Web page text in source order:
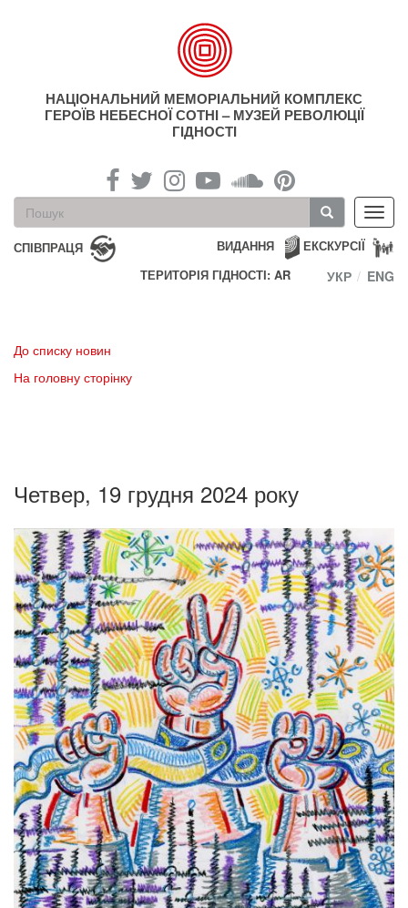
НАЦІОНАЛЬНИЙ МЕМОРІАЛЬНИЙ КОМПЛЕКС
ГЕРОЇВ НЕБЕСНОЇ СОТНІ – МУЗЕЙ РЕВОЛЮЦІЇ
ГІДНОСТІ
Пошукова
форма
Пошук
СПІВПРАЦЯ ЕКСКУРСІЇ
ВИДАННЯ
ТЕРИТОРІЯ ГІДНОСТІ: AR
УКР ENG
До списку новин
На головну сторінку
Четвер, 19 грудня 2024 року